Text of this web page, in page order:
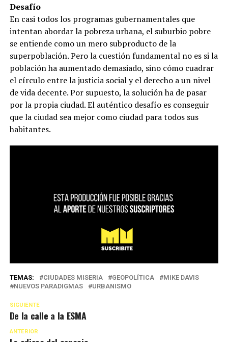
Desafío
En casi todos los programas gubernamentales que
intentan abordar la pobreza urbana, el suburbio pobre
se entiende como un mero subproducto de la
superpoblación. Pero la cuestión fundamental no es si la
población ha aumentado demasiado, sino cómo cuadrar
el círculo entre la justicia social y el derecho a un nivel
de vida decente. Por supuesto, la solución ha de pasar
por la propia ciudad. El auténtico desafío es conseguir
que la ciudad sea mejor como ciudad para todos sus
habitantes.
TEMAS: CIUDADES MISERIA GEOPOLÍTICA
MIKE DAVIS
NUEVOS PARADIGMAS
URBANISMO
SIGUIENTE
De la calle a la ESMA
ANTERIOR